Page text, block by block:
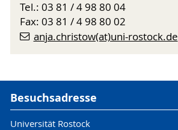
Tel.: 03 81 / 4 98 80 04
Fax: 03 81 / 4 98 80 02
anja.christow(at)uni-rostock.de
Besuchsadresse
Universität Rostock